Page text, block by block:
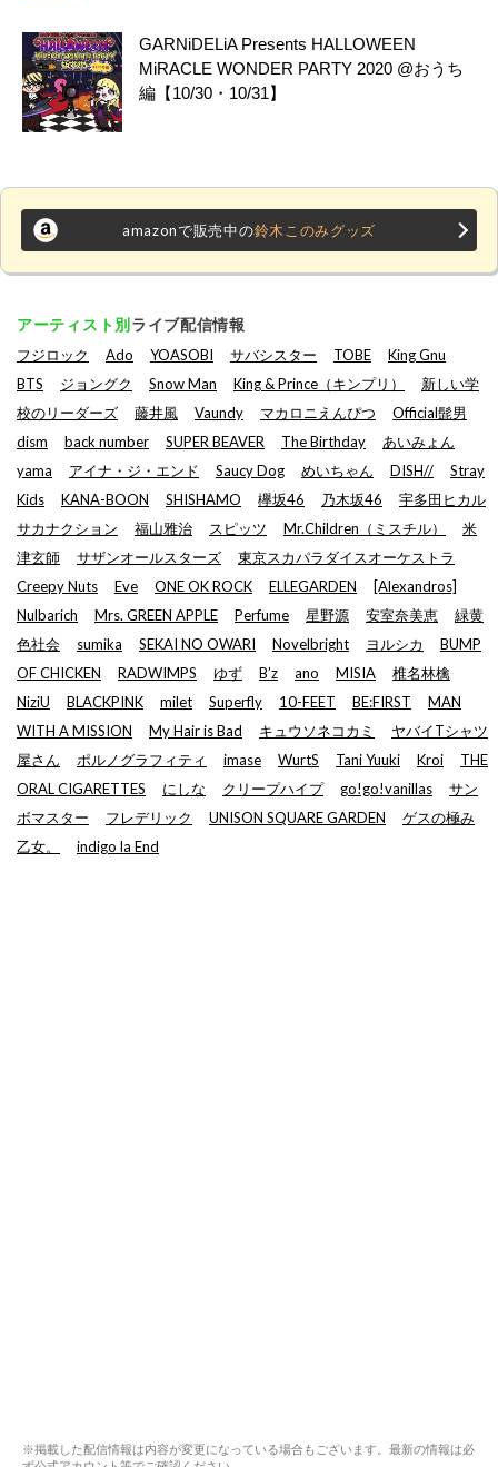
GARNiDELiA Presents HALLOWEEN
MiRACLE WONDER PARTY 2020 @おうち
編【10/30・10/31】
amazonで販売中の鈴木このみグッズ
アーティスト別ライブ配信情報
フジロック Ado YOASOBI サバシスター TOBE
King Gnu
BTS
ジョングク Snow Man King & Prince（キンプリ）
新しい学
校のリーダーズ
藤井風 Vaundy マカロニえんぴつ
Official髭男
dism
back number SUPER BEAVER The Birthday
あいみょん
yama
アイナ・ジ・エンド Saucy Dog めいちゃん DISH//
Stray
Kids
KANA-BOON SHISHAMO 欅坂46 乃木坂46
宇多田ヒカル
サカナクション
福山雅治 スピッツ Mr.Children（ミスチル）
米
津玄師
サザンオールスターズ
東京スカパラダイスオーケストラ
Creepy Nuts
Eve ONE OK ROCK ELLEGARDEN
[Alexandros]
Nulbarich
Mrs. GREEN APPLE Perfume 星野源 安室奈美恵
緑黄
色社会
sumika SEKAI NO OWARI Novelbright ヨルシカ
BUMP
OF CHICKEN
RADWIMPS ゆず B’z ano MISIA
椎名林檎
NiziU
BLACKPINK milet Superfly 10-FEET BE:FIRST
MAN
WITH A MISSION
My Hair is Bad キュウソネコカミ
ヤバイTシャツ
屋さん
ポルノグラフィティ imase WurtS Tani Yuuki Kroi
THE
ORAL CIGARETTES
にしな クリープハイプ go!go!vanillas
サン
ボマスター
フレデリック UNISON SQUARE GARDEN
ゲスの極み
乙女。
indigo la End
※掲載した配信情報は内容が変更になっている場合もございます。最新の情報は必